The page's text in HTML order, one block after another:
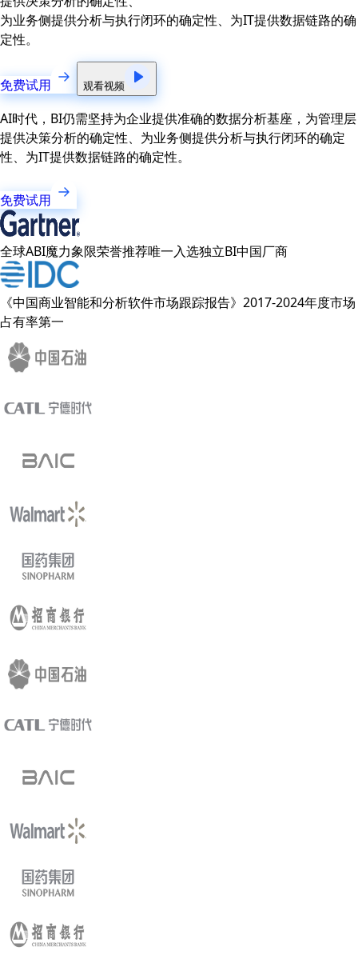
为业务侧提供分析与执行闭环的确定性、为IT提供数据链路的确
定性。
免费试用 观看视频
AI时代，BI仍需坚持为企业提供准确的数据分析基座，为管理层
提供决策分析的确定性、为业务侧提供分析与执行闭环的确定
性、为IT提供数据链路的确定性。
免费试用
全球ABI魔力象限荣誉推荐唯一入选独立BI中国厂商
《中国商业智能和分析软件市场跟踪报告》2017-2024年度市场
占有率第一